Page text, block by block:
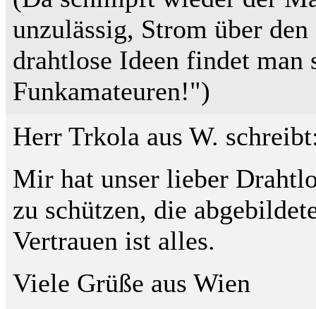
unzulässig, Strom über
drahtlose Ideen findet man
Funkamateuren!")
Herr Trkola aus W.
Mir hat unser lieber
zu schützen, die
Vertrauen ist alles.
Viele Grüße aus Wien